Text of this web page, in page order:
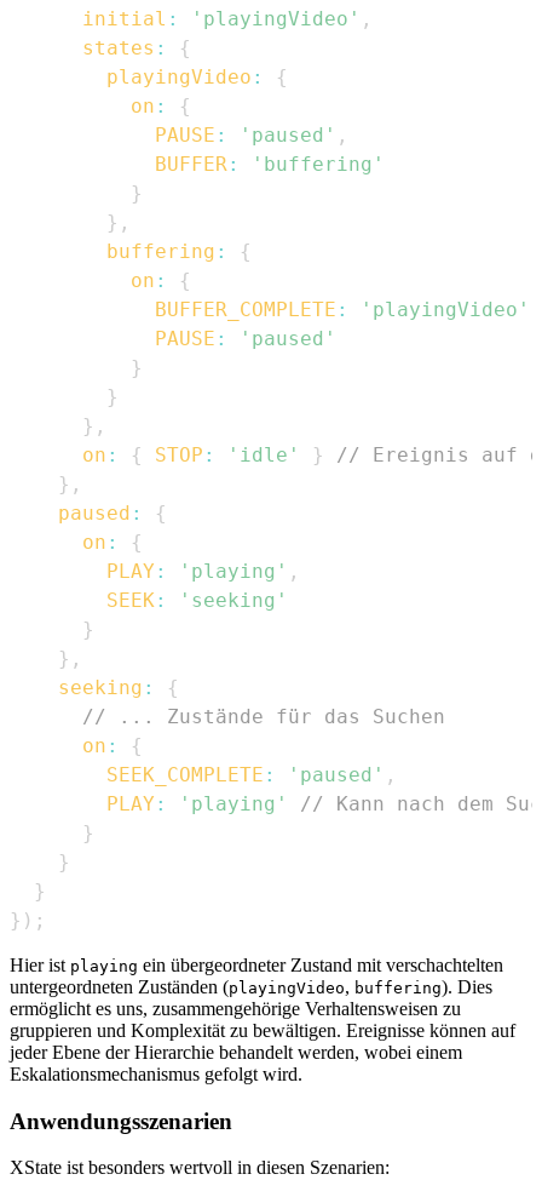
initial : 'playingVideo' ,
states :
{
playingVideo :
{
on :
{
PAUSE : 'paused' ,
BUFFER:
'buffering'
}
} ,
buffering :
{
on :
{
BUFFER_COMPLETE : 'playingVideo'
PAUSE :
'paused'
}
}
} ,
on : { STOP : 'idle' }
// Ereignis auf
} ,
paused :
{
on :
{
PLAY : 'playing' ,
SEEK:
'seeking'
}
} ,
seeking :
{
// ... Zustände für das Suchen
on :
{
SEEK_COMPLETE : 'paused' ,
PLAY : 'playing'
// Kann nach dem
}
}
}
} ) ;
Hier ist playing ein übergeordneter Zustand mit verschachtelten
untergeordneten Zuständen (playingVideo, buffering). Dies
ermöglicht es uns, zusammengehörige Verhaltensweisen zu
gruppieren und Komplexität zu bewältigen. Ereignisse können auf
jeder Ebene der Hierarchie behandelt werden, wobei einem
Eskalationsmechanismus gefolgt wird.
Anwendungsszenarien
XState ist besonders wertvoll in diesen Szenarien: